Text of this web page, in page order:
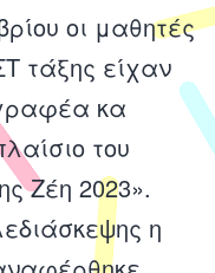
οι μαθητές
τάξης είχαν
κα
του
Ζέη 2023».
η